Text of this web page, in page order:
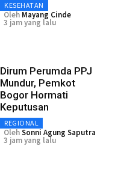
KESEHATAN
Oleh Mayang Cinde
3 jam yang lalu
Dirum Perumda PPJ
Mundur, Pemkot
Bogor Hormati
Keputusan
REGIONAL
OlehSonni Agung Saputra
3 jam yang lalu